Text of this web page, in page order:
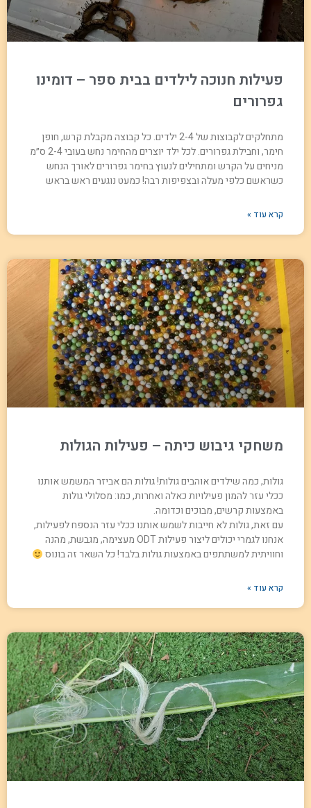
פעילות חנוכה לילדים בבית ספר – דומינו
גפרורים
מתחלקים לקבוצות של 2-4 ילדים. כל קבוצה מקבלת קרש, חופן
חימר, וחבילת גפרורים. לכל ילד יוצרים מהחימר נחש בעובי 2-4 ס״מ
מניחים על הקרש ומתחילים לנעוץ בחימר גפרורים לאורך הנחש
כשראשם כלפי מעלה ובצפיפות רבה! כמעט נוגעים ראש בראש
קרא עוד »
משחקי גיבוש כיתה – פעילות הגולות
גולות, כמה שילדים אוהבים גולות! גולות הם אביזר המשמש אותנו
ככלי עזר להמון פעילויות כאלה ואחרות, כמו: מסלולי גולות
באמצעות קרשים, מבוכים וכדומה.
עם זאת, גולות לא חייבות לשמש אותנו ככלי עזר הנספח לפעילות,
אנחנו לגמרי יכולים ליצור פעילות ODT מעצימה, מגבשת, מהנה
וחוויתית למשתתפים באמצעות גולות בלבד! כל השאר זה בונוס
קרא עוד »